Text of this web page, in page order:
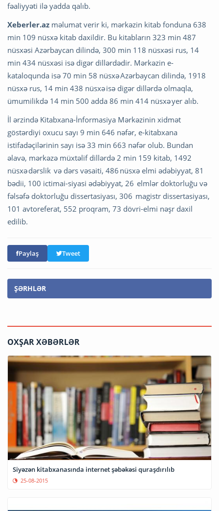
fəaliyyəti ilə yadda qalıb.
Xeberler.az məlumat verir ki, mərkəzin kitab fonduna 638
min 109 nüsxə kitab daxildir. Bu kitabların 323 min 487
nüsxəsi Azərbaycan dilində, 300 min 118 nüsxəsi rus, 14
min 434 nüsxəsi isə digər dillərdədir. Mərkəzin e-
kataloqunda isə 70 min 58 nüsxə Azərbaycan dilində, 1918
nüsxə rus, 14 min 438 nüsxə isə digər dillərdə olmaqla,
ümumilikdə 14 min 500 adda 86 min 414 nüsxə yer alıb.
İl ərzində Kitabxana-İnformasiya Mərkəzinin xidmət
göstərdiyi oxucu sayı 9 min 646 nəfər, e-kitabxana
istifadəçilərinin sayı isə 33 min 663 nəfər olub. Bundan
əlavə, mərkəzə müxtəlif dillərdə 2 min 159 kitab, 1492
nüsxə dərslik və dərs vəsaiti, 486 nüsxə elmi ədəbiyyat, 81
bədii, 100 ictimai-siyasi ədəbiyyat, 26 elmlər doktorluğu və
fəlsəfə doktorluğu dissertasiyası, 306 magistr dissertasiyası,
101 avtoreferat, 552 proqram, 73 dövri-elmi nəşr daxil
edilib.
Paylaş Tweet
ŞƏRHLƏR
OXŞAR XƏBƏRLƏR
Siyəzən kitabxanasında internet şəbəkəsi quraşdırılıb
25-08-2015